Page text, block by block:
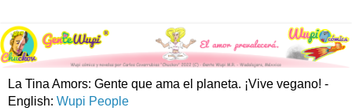
La Tina Amors: Gente que ama el planeta. ¡Vive vegano! -
English: Wupi People